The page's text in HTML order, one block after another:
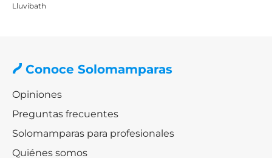
Lluvibath
Conoce Solomamparas
Opiniones
Preguntas frecuentes
Solomamparas para profesionales
Quiénes somos